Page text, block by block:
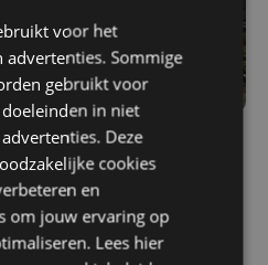
| 11:57
versterken dienst in AZ
voltijdse gynaecoloog
voor het
advertenties. Sommige
gebruikt voor
in niet
Deze
cookies
en
om jouw ervaring op
Lees hier